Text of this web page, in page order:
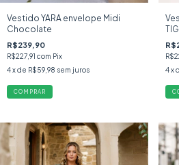
Vestido YARA envelope Midi
Chocolate
R$239,90
R$227,91 com Pix
4x de R$59,98 sem juros
COMPRAR
4 x